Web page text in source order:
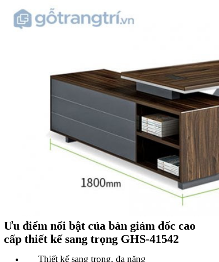
Ưu điểm nổi bật của bàn giám đốc cao
cấp thiết kế sang trọng GHS-41542
Thiết kế sang trọng, đa năng